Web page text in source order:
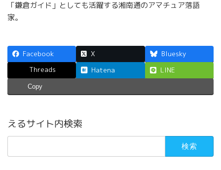
「鎌倉ガイド」としても活躍する湘南通のアマチュア落語
家。
Facebook X
Bluesky
Threads
Hatena LINE
Copy
えるサイト内検索